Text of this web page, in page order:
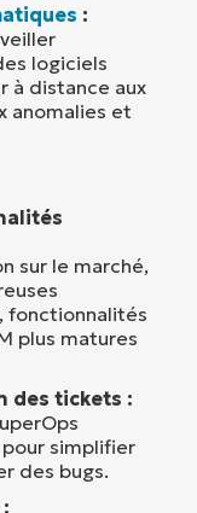
:
logiciels
à distance aux
anomalies et
sur le marché,
fonctionnalités
plus matures
des tickets :
simplifier
des bugs.